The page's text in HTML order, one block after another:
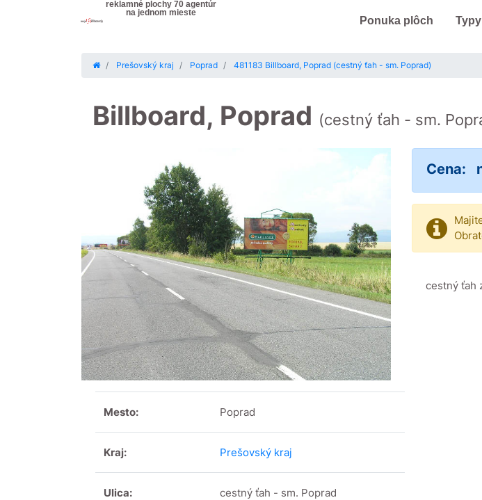
reklamné plochy 70 agentúr
na jednom mieste
Ponuka plôch
Prešovský kraj Poprad 481183 Billboard, Poprad (cestný ťah - sm. Poprad)
Billboard, Poprad (cestný ťah - sm.
Cena:
cestný ťah
Mesto: Poprad
Kraj: Prešovský kraj
Ulica: cestný ťah - sm. Poprad